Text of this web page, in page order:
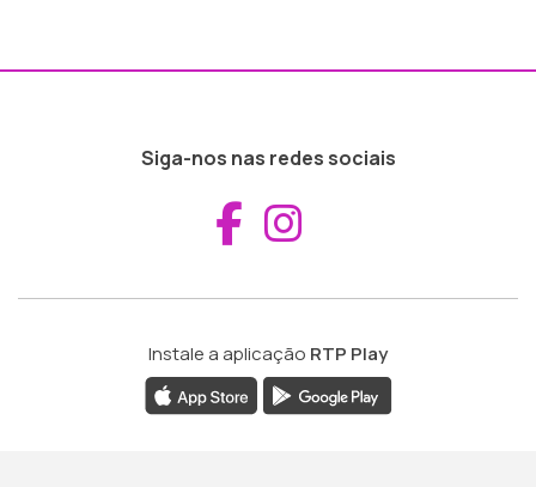
Siga-nos nas redes sociais
Aceder ao
Instale a aplicação RTP Play